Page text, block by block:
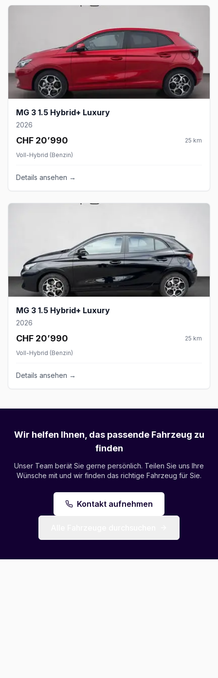
MG 3 1.5 Hybrid+ Luxury
2026
CHF 20’990 25 km
Voll-Hybrid (Benzin)
Details ansehen →
MG 3 1.5 Hybrid+ Luxury
2026
CHF 20’990 25 km
Voll-Hybrid (Benzin)
Details ansehen →
Wir helfen Ihnen, das passende Fahrzeug zu
finden
Unser Team berät Sie gerne persönlich. Teilen Sie uns Ihre
Wünsche mit und wir finden das richtige Fahrzeug für Sie.
Kontakt aufnehmen